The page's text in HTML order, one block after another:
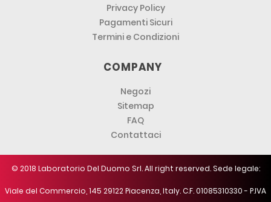
Privacy Policy
Pagamenti Sicuri
Termini e Condizioni
COMPANY
Negozi
Sitemap
FAQ
Contattaci
© 2018 Laboratorio Del Duomo Srl. All right reserved. Sede legale:
Viale del Commercio, 145 29122 Piacenza, Italy. C.F. 01085310330 - P.IVA